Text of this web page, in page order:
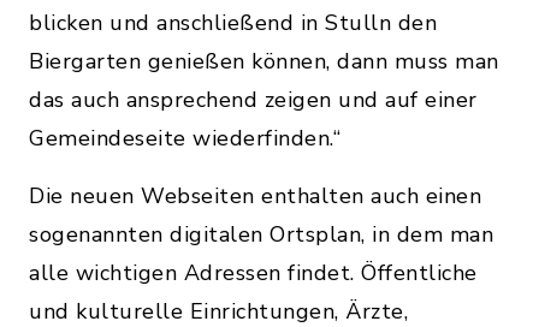
blicken und anschließend in Stulln den
Biergarten genießen können, dann muss man
das auch ansprechend zeigen und auf einer
Gemeindeseite wiederfinden.“
Die neuen Webseiten enthalten auch einen
sogenannten digitalen Ortsplan, in dem man
alle wichtigen Adressen findet. Öffentliche
und kulturelle Einrichtungen, Ärzte,